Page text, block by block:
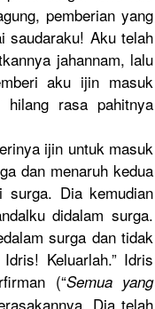
pemberian yang
saudaraku! Aku telah
nya jahannam, lalu
aku ijin masuk
rasa pahitnya
ijin untuk masuk
dan menaruh kedua
surga. Dia kemudian
didalam surga.
surga dan tidak
Idris! Keluarlah.” Idris
(“Semua yang
ya. Dia telah